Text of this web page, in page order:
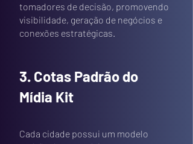
tomadores de decisão, promovendo
visibilidade, geração de negócios e
conexões estratégicas.
3. Cotas Padrão do
Mídia Kit
Cada cidade possui um modelo